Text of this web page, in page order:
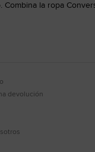
la ropa
devolución